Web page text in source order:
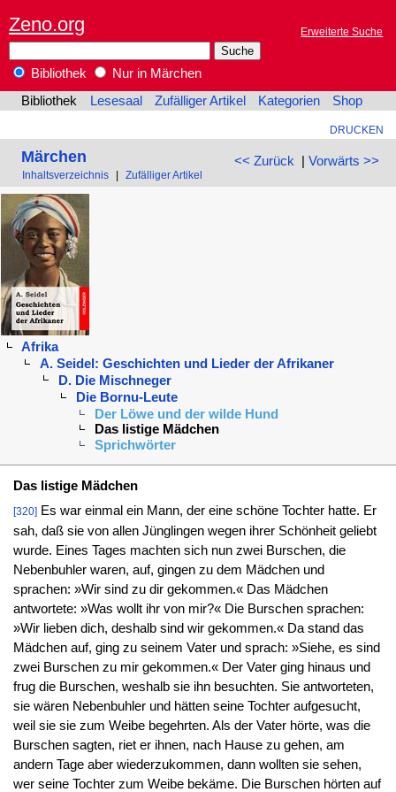
Zeno.org Erweiterte Suche
Bibliothek
Nur in Märchen
Bibliothek
Lesesaal Zufälliger Artikel Kategorien Shop
DRUCKEN
<< Zurück | Vorwärts >>
Märchen
Inhaltsverzeichnis Zufälliger Artikel
Afrika
A. Seidel: Geschichten und Lieder der Afrikaner
D. Die Mischneger
Die Bornu-Leute
Der Löwe und der wilde Hund
Das listige Mädchen
Sprichwörter
Das listige Mädchen
[320]Es war einmal ein Mann, der eine schöne Tochter hatte. Er
sah, daß sie von allen Jünglingen wegen ihrer Schönheit geliebt
wurde. Eines Tages machten sich nun zwei Burschen, die
Nebenbuhler waren, auf, gingen zu dem Mädchen und
sprachen: »Wir sind zu dir gekommen.« Das Mädchen
antwortete: »Was wollt ihr von mir?« Die Burschen sprachen:
»Wir lieben dich, deshalb sind wir gekommen.« Da stand das
Mädchen auf, ging zu seinem Vater und sprach: »Siehe, es sind
zwei Burschen zu mir gekommen.« Der Vater ging hinaus und
frug die Burschen, weshalb sie ihn besuchten. Sie antworteten,
sie wären Nebenbuhler und hätten seine Tochter aufgesucht,
weil sie sie zum Weibe begehrten. Als der Vater hörte, was die
Burschen sagten, riet er ihnen, nach Hause zu gehen, am
andern Tage aber wiederzukommen, dann wollten sie sehen,
wer seine Tochter zum Weibe bekäme. Die Burschen hörten auf